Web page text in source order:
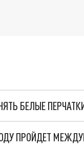
БЕЛЫЕ